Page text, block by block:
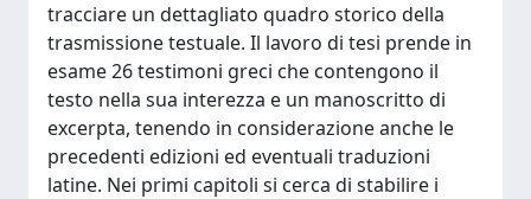
tracciare un dettagliato quadro storico della
trasmissione testuale. Il lavoro di tesi prende in
esame 26 testimoni greci che contengono il
testo nella sua interezza e un manoscritto di
excerpta, tenendo in considerazione anche le
precedenti edizioni ed eventuali traduzioni
latine. Nei primi capitoli si cerca di stabilire i